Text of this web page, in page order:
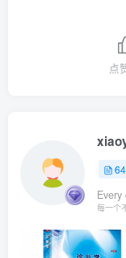
点
Every
每一个